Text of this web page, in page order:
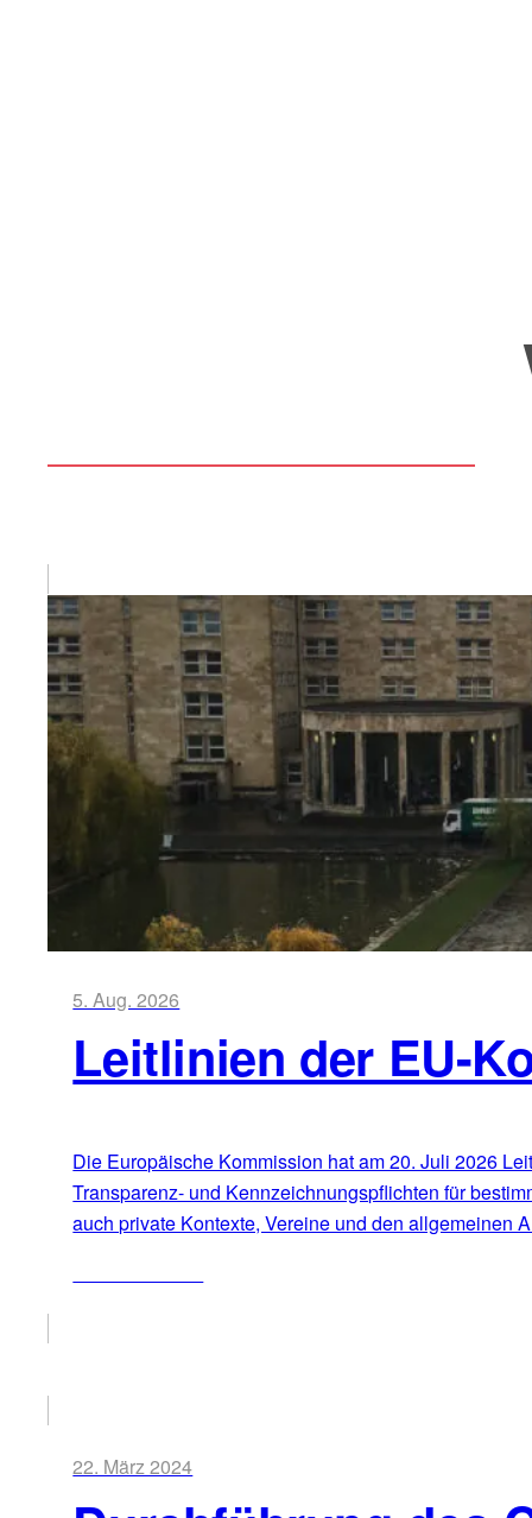
5. Aug. 2026
Leitlinien der EU-
Die Europäische Kommission hat am 20. Juli 2026
Transparenz- und Kennzeichnungspflichten für
auch private Kontexte, Vereine und den
22. März 2024